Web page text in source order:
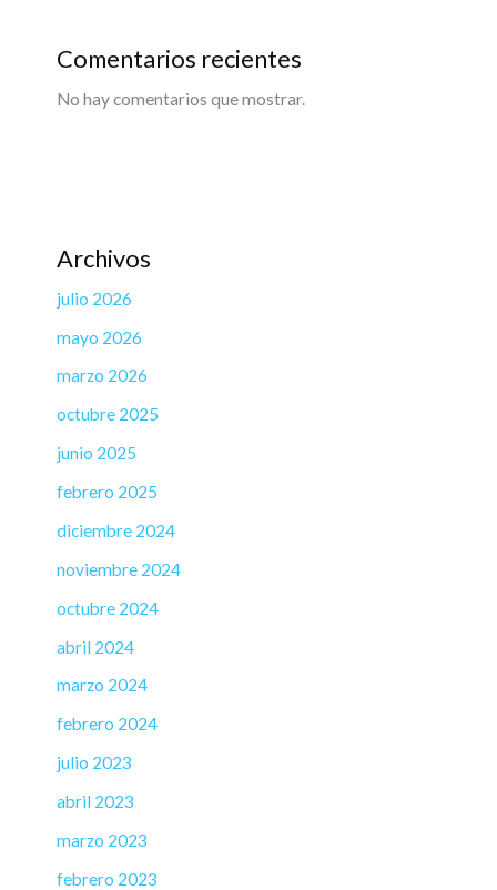
Comentarios recientes
No hay comentarios que mostrar.
Archivos
julio 2026
mayo 2026
marzo 2026
octubre 2025
junio 2025
febrero 2025
diciembre 2024
noviembre 2024
octubre 2024
abril 2024
marzo 2024
febrero 2024
julio 2023
abril 2023
marzo 2023
febrero 2023